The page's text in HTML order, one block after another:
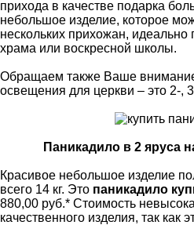
прихода в качестве подарка
небольшое изделие, которое
нескольких прихожан, идеально
храма или воскресной школы.
Обращаем также Ваше
освещения для церкви – это 2-,
Паникадило в 2 яруса
Красивое небольшое изделие
всего 14 кг. Это паникадило
880,00 руб.* Стоимость
качественного изделия, так как